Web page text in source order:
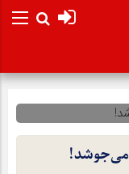
می‌جوشد!